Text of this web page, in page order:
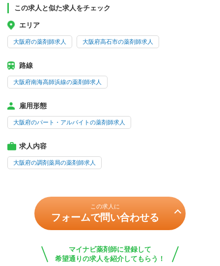
この求人と似た求人をチェック
エリア
大阪府の薬剤師求人 大阪府高石市の薬剤師求人
路線
大阪府南海高師浜線の薬剤師求人
雇用形態
大阪府のパート・アルバイトの薬剤師求人
求人内容
大阪府の調剤薬局の薬剤師求人
この求人に
フォームで問い合わせる
マイナビ薬剤師に登録して
希望通りの求人を紹介してもらう！